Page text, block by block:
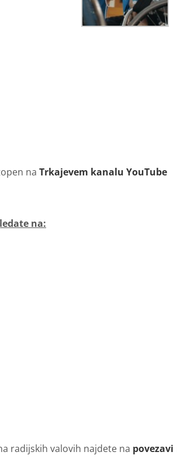
na Trkajevem kanalu YouTube
na:
radijskih valovih najdete na povezavi